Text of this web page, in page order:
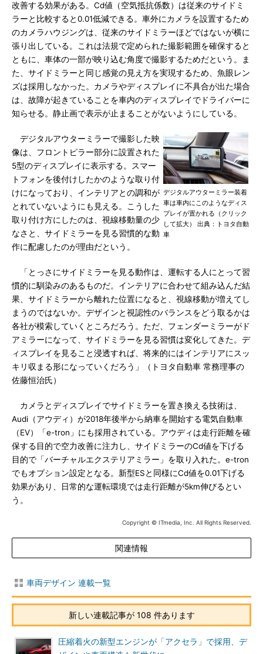
改善する効果がある。Cd値（空気抵抗係数）は従来のサイドミ
ラーと比較すると0.01低減できる。車外にカメラを設置するため
のカメラハウジングは、従来のサイドミラーほどではないが横に
張り出している。これは法規で定められた撮影範囲を確保すると
ともに、車体の一部が映り込む角度で撮影するためだという。ま
た、サイドミラーと同じ感覚の見え方を実現するため、魚眼レン
ズは採用しなかった。カメラやディスプレイに不具合が出た場合
は、故障が起きていることを車内のディスプレイでドライバーに
知らせる。静止画で表示が止まることがないようにしている。
デジタルアウターミラー装着
車は車内にこのようなディス
プレイが置かれる（クリック
して拡大） 出典：トヨタ自動
車
デジタルアウターミラーで撮影した映
像は、フロントピラー部分に設置された
5型のディスプレイに表示する。スマー
トフォンを後付けしたかのような取り付
けになっており、インテリアとの調和が
とれていないようにも見える。こうした
取り付け方にしたのは、視線移動量の少
なさと、サイドミラーを見る習慣的な動
作に配慮したのが理由だという。
「とっさにサイドミラーを見る動作は、運転する人にとって習
慣的に馴染みのあるものだ。インテリアに合わせて組み込んだ結
果、サイドミラーから離れた位置になると、視線移動が増えてし
まうのではないか。デザインと視認性のバランスをどう取るかは
各社が模索していくところだろう。ただ、フェンダーミラーがド
アミラーになって、サイドミラーを見る習慣は変化してきた。デ
ィスプレイを見ること浸透すれば、将来的にはインテリアにスッ
キリ収まる形になっていくだろう」（トヨタ自動車 常務理事の
佐藤恒治氏）
カメラとディスプレイでサイドミラーを置き換える技術は、
Audi（アウディ）が2018年後半から納車を開始する電気自動車
（EV）「e-tron」にも採用されている。アウディは走行距離を確
保する目的で空力改善に注力し、サイドミラーのCd値を下げる
目的で「バーチャルエクステリアミラー」を取り入れた。e-tron
でもオプション設定となる。新型ESと同様にCd値を0.01下げる
効果があり、日常的な運転環境では走行距離が5km伸びるとい
う。
Copyright © ITmedia, Inc. All Rights Reserved.
関連情報
車両デザイン 連載一覧
新しい連載記事が 108 件あります
圧縮着火の新型エンジンが「アクセラ」で採用、デ